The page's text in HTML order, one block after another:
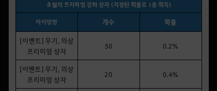
초월의 프리미엄 강화 상자 (지정된 확률로 1종 획득)
아이템명 개수 확률
[이벤트] 무기, 의상
프리미엄 상자
50 0.2%
[이벤트] 무기, 의상
프리미엄 상자
20 0.4%